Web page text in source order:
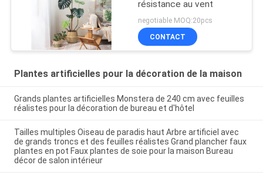
résistance au vent
negotiable MOQ:20pcs
CONTACT
Plantes artificielles pour la décoration de la maison
Grands plantes artificielles Monstera de 240 cm avec feuilles
réalistes pour la décoration de bureau et d'hôtel
Tailles multiples Oiseau de paradis haut Arbre artificiel avec
de grands troncs et des feuilles réalistes Grand plancher faux
plantes en pot Faux plantes de soie pour la maison Bureau
décor de salon intérieur